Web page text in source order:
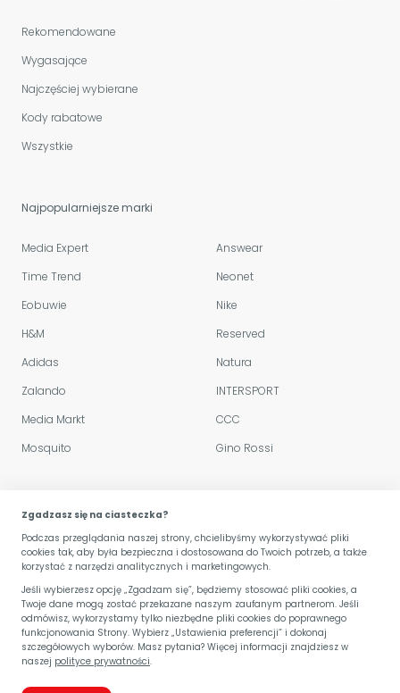
Rekomendowane
Wygasające
Najczęściej wybierane
Kody rabatowe
Wszystkie
Najpopularniejsze marki
Media Expert
Time Trend
Eobuwie
H&M
Adidas
Zalando
Media Markt
Mosquito
Answear
Neonet
Nike
Reserved
Natura
INTERSPORT
CCC
Gino Rossi
Polityka sklepu
Regulamin serwisu
Kariera
© Copyright Dużerabaty 2026
Zgadzasz się na ciasteczka?
Podczas przeglądania naszej strony, chcielibyśmy wykorzystywać pliki
cookies tak, aby była bezpieczna i dostosowana do Twoich potrzeb, a także
korzystać z narzędzi analitycznych i marketingowych.
Jeśli wybierzesz opcję „Zgadzam się”, będziemy stosować pliki cookies, a
Twoje dane mogą zostać przekazane naszym zaufanym partnerom. Jeśli
odmówisz, wykorzystamy tylko niezbędne pliki cookies do poprawnego
funkcjonowania Strony. Wybierz „Ustawienia preferencji” i dokonaj
szczegółowych wyborów. Masz pytania? Więcej informacji znajdziesz w
naszej polityce prywatności.